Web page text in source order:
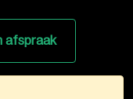
afspraak